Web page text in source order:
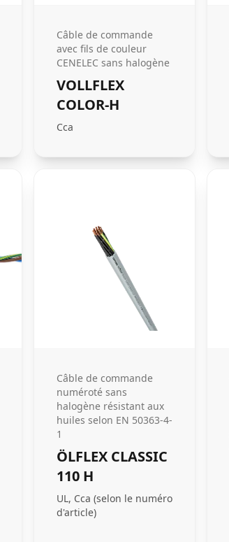
Câble de commande
avec fils de couleur
CENELEC sans halogène
VOLLFLEX
COLOR-H
Cca
Câble de commande
numéroté sans
halogène résistant aux
huiles selon EN 50363-4-
1
ÖLFLEX CLASSIC
110 H
UL, Cca (selon le numéro
d'article)